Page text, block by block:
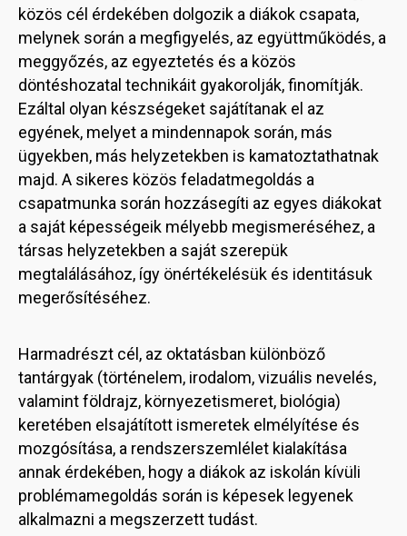
közös cél érdekében dolgozik a diákok csapata,
melynek során a megfigyelés, az együttműködés, a
meggyőzés, az egyeztetés és a közös
döntéshozatal technikáit gyakorolják, finomítják.
Ezáltal olyan készségeket sajátítanak el az
egyének, melyet a mindennapok során, más
ügyekben, más helyzetekben is kamatoztathatnak
majd. A sikeres közös feladatmegoldás a
csapatmunka során hozzásegíti az egyes diákokat
a saját képességeik mélyebb megismeréséhez, a
társas helyzetekben a saját szerepük
megtalálásához, így önértékelésük és identitásuk
megerősítéséhez.
Harmadrészt cél, az oktatásban különböző
tantárgyak (történelem, irodalom, vizuális nevelés,
valamint földrajz, környezetismeret, biológia)
keretében elsajátított ismeretek elmélyítése és
mozgósítása, a rendszerszemlélet kialakítása
annak érdekében, hogy a diákok az iskolán kívüli
problémamegoldás során is képesek legyenek
alkalmazni a megszerzett tudást.